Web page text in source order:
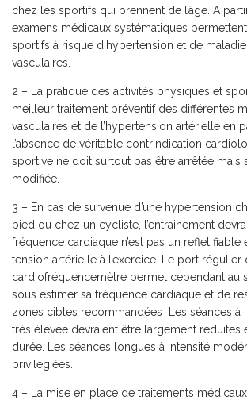
chez les sportifs qui prennent de l’âge. A
examens médicaux systématiques
sportifs à risque d’hypertension et de
vasculaires.
2 – La pratique des activités physiques et
meilleur traitement préventif des différentes
vasculaires et de l’hypertension artérielle en
l’absence de véritable contrindication
sportive ne doit surtout pas être arrêtée mais
modifiée.
3 – En cas de survenue d’une hypertension
pied ou chez un cycliste, l’entrainement
fréquence cardiaque n’est pas un reflet fiable
tension artérielle à l’exercice. Le port régulier
cardiofréquencemètre permet cependant au
sous estimer sa fréquence cardiaque et de
zones cibles recommandées Les séances à
très élevée devraient être largement réduites
durée. Les séances longues à intensité
privilégiées.
4 – La mise en place de traitements